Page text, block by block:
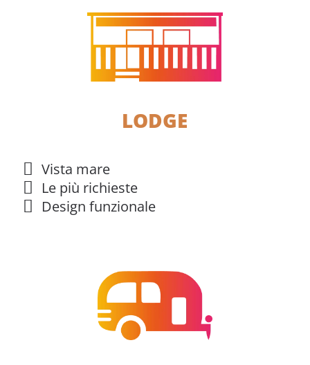
LODGE
Vista mare
Le più richieste
Design funzionale